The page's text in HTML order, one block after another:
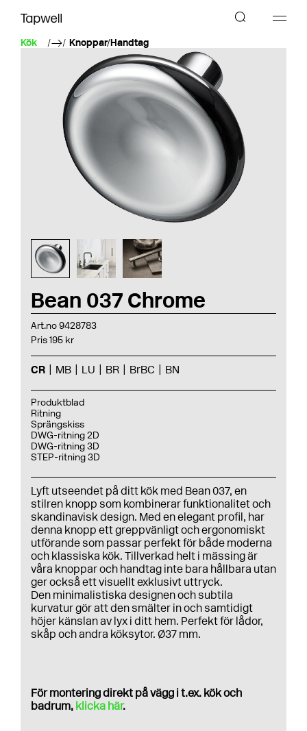
Kök Knoppar/Handtag
Bean 037 Chrome
Art.no 9428783
Pris 195 kr
CR MB LU BR BrBC BN
Produktblad
Ritning
Sprängskiss
DWG-ritning 2D
DWG-ritning 3D
STEP-ritning 3D
Lyft utseendet på ditt kök med Bean 037, en
stilren knopp som kombinerar funktionalitet och
skandinavisk design. Med en elegant profil, har
denna knopp ett greppvänligt och ergonomiskt
utförande som passar perfekt för både moderna
och klassiska kök. Tillverkad helt i mässing är
våra knoppar och handtag inte bara hållbara utan
ger också ett visuellt exklusivt uttryck.
Den minimalistiska designen och subtila
kurvatur gör att den smälter in och samtidigt
höjer känslan av lyx i ditt hem. Perfekt för lådor,
skåp och andra köksytor. Ø37 mm.
För montering direkt på vägg i t.ex. kök och
badrum, klicka här.